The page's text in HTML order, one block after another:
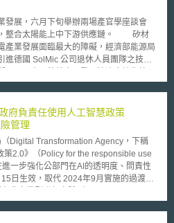
展，六月下旬舉辦兩場產官學座談會
太陽能上中下游供應鏈。 矽材
產業發展面臨最大的障礙，經濟部能源局
進德國 SolMic 公司退休人員團隊之技術
工研院投入研發階段，政府預計投入十億
國內將可建立完整上下游的太陽能光電
業規模可達六百億以上。
府負責任使用人工智慧政策
管理
Digital Transformation Agency，下稱
策2.0》（Policy for the responsible use
一步強化公部門在AI的透明度、問責性
日生效，取代 2024年9月實施的過渡版
獨立法人地位、直接隸屬於政府的機關